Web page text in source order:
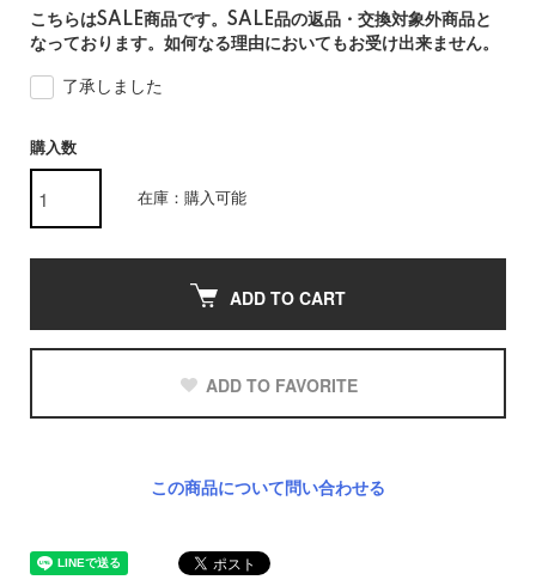
こちらはSALE商品です。SALE品の返品・交換対象外商品と
なっております。如何なる理由においてもお受け出来ません。
了承しました
購入数
在庫：購入可能
ADD TO CART
ADD TO FAVORITE
この商品について問い合わせる